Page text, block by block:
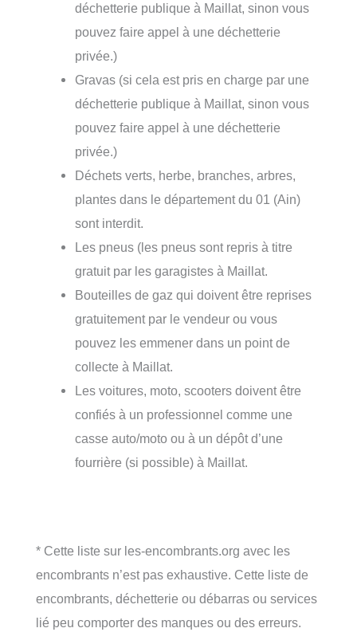
déchetterie publique à Maillat, sinon vous
pouvez faire appel à une déchetterie
privée.)
Gravas (si cela est pris en charge par une
déchetterie publique à Maillat, sinon vous
pouvez faire appel à une déchetterie
privée.)
Déchets verts, herbe, branches, arbres,
plantes dans le département du 01 (Ain)
sont interdit.
Les pneus (les pneus sont repris à titre
gratuit par les garagistes à Maillat.
Bouteilles de gaz qui doivent être reprises
gratuitement par le vendeur ou vous
pouvez les emmener dans un point de
collecte à Maillat.
Les voitures, moto, scooters doivent être
confiés à un professionnel comme une
casse auto/moto ou à un dépôt d’une
fourrière (si possible) à Maillat.
* Cette liste sur les-encombrants.org avec les
encombrants n’est pas exhaustive. Cette liste de
encombrants, déchetterie ou débarras ou services
lié peu comporter des manques ou des erreurs.